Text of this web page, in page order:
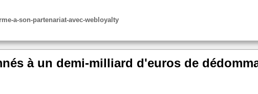
a-son-partenariat-avec-webloyalty
à un demi-milliard d'euros de